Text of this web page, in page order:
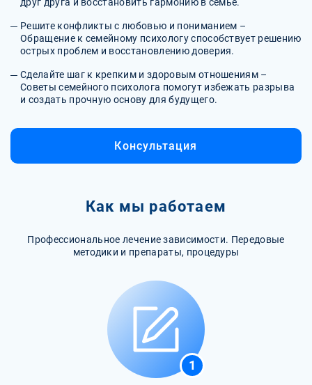
Решите конфликты с любовью и пониманием –
Обращение к семейному психологу способствует решению
острых проблем и восстановлению доверия.
Сделайте шаг к крепким и здоровым отношениям –
Советы семейного психолога помогут избежать разрыва
и создать прочную основу для будущего.
Консультация
Как мы работаем
Профессиональное лечение зависимости. Передовые
методики и препараты, процедуры
1